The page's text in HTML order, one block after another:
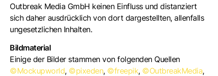
Outbreak Media GmbH keinen Einfluss und distanziert
sich daher ausdrücklich von dort dargestellten, allenfalls
ungesetzlichen Inhalten.
Bildmaterial
Einige der Bilder stammen von folgenden Quellen
©Mockupworld, ©pixeden, ©freepik, ©OutbreakMedia,